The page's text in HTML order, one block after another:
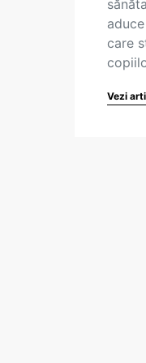
care
Vezi